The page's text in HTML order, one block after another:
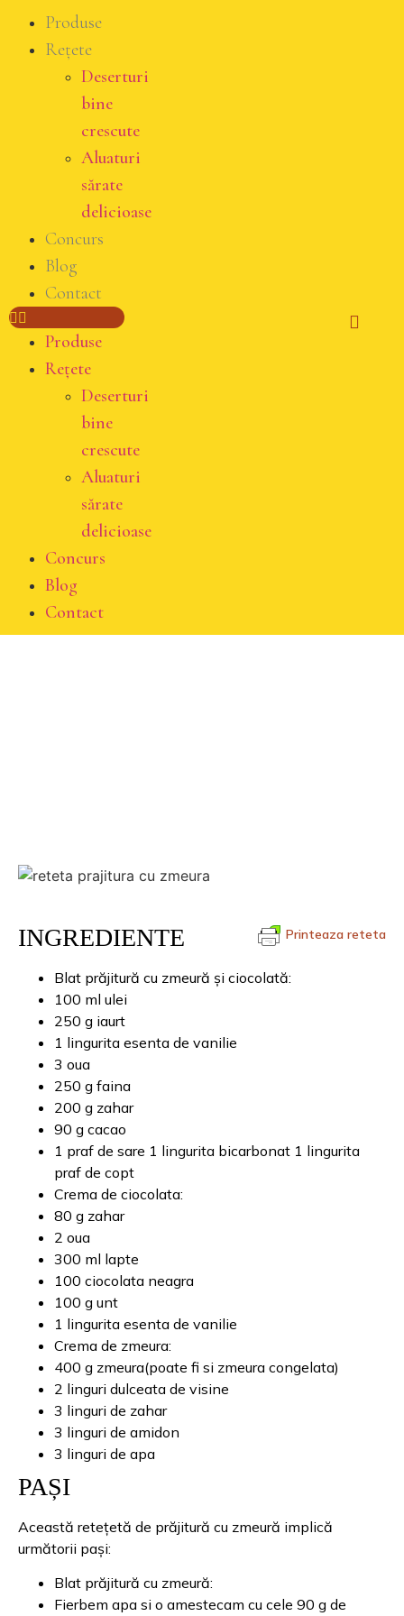
Produse
Rețete
Deserturi
bine
crescute
Aluaturi
sărate
delicioase
Concurs
Blog
Contact
Produse
Rețete
Deserturi
bine
crescute
Aluaturi
sărate
delicioase
Concurs
Blog
Contact
Printeaza reteta
INGREDIENTE
Blat prăjitură cu zmeură și ciocolată:
100 ml ulei
250 g iaurt
1 lingurita esenta de vanilie
3 oua
250 g faina
200 g zahar
90 g cacao
1 praf de sare 1 lingurita bicarbonat 1 lingurita
praf de copt
Crema de ciocolata:
80 g zahar
2 oua
300 ml lapte
100 ciocolata neagra
100 g unt
1 lingurita esenta de vanilie
Crema de zmeura:
400 g zmeura(poate fi si zmeura congelata)
2 linguri dulceata de visine
3 linguri de zahar
3 linguri de amidon
3 linguri de apa
PAȘI
Această retețetă de prăjitură cu zmeură implică
următorii pași:
Blat prăjitură cu zmeură:
Fierbem apa si o amestecam cu cele 90 g de